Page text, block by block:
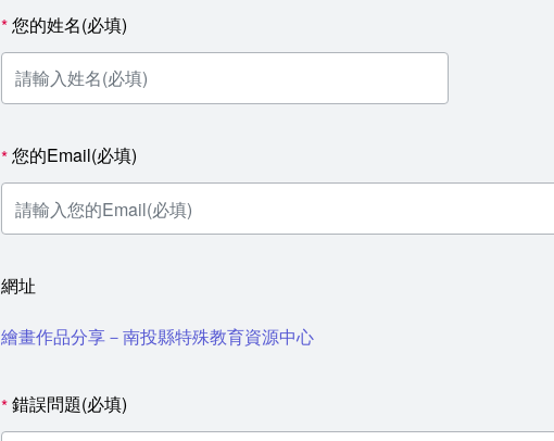
*您的姓名(必填)
*您的Email(必填)
網址
繪畫作品分享－南投縣特殊教育資源中心
*錯誤問題(必填)